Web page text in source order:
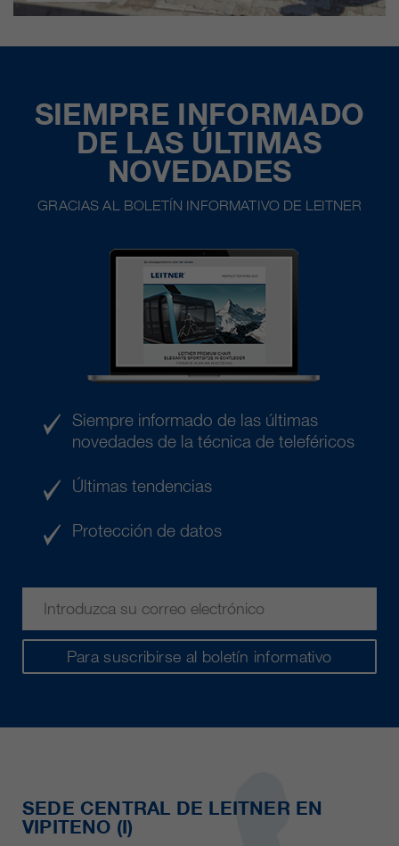
SIEMPRE INFORMADO
DE LAS ÚLTIMAS
NOVEDADES
GRACIAS AL BOLETÍN INFORMATIVO DE LEITNER
Para suscribirse al boletín informativo
Siempre informado de las últimas
novedades de la técnica de teleféricos
Últimas tendencias
Protección de datos
SEDE CENTRAL DE LEITNER EN
VIPITENO (I)